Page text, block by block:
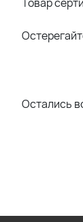
Остались